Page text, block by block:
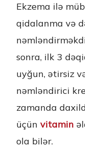
Ekzema ilə
qidalanma və
sonra, ilk 3
uyğun, ətirsiz
nəmləndirici
zamanda
üçün vitamin
ola bilər.